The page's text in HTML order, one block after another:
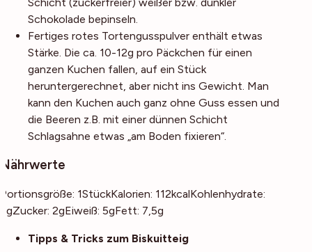
Schokolade bepinseln.
Fertiges rotes Tortengusspulver enthält etwas
Stärke. Die ca. 10-12g pro Päckchen für einen
ganzen Kuchen fallen, auf ein Stück
heruntergerechnet, aber nicht ins Gewicht. Man
kann den Kuchen auch ganz ohne Guss essen und
die Beeren z.B. mit einer dünnen Schicht
Schlagsahne etwas „am Boden fixieren“.
Nährwerte
Portionsgröße: 1StückKalorien: 112kcalKohlenhydrate:
gZucker: 2gEiweiß: 5gFett: 7,5g
Tipps & Tricks zum Biskuitteig